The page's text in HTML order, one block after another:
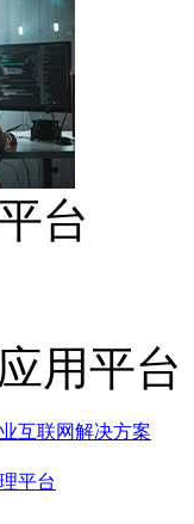
台
用平台
互联网解决方案
平台